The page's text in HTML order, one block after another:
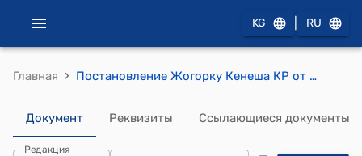
KG RU
Главная › Постановление Жогорку Кенеша КР от 23 января 2025 года № 2733-VII "О принятии в первом чтении проекта Закона Кыргызской Республики "О внесении изменений в Кодекс Кыргызской Республики о правонарушениях"
Документ Реквизиты Ссылающиеся документы
Редакция